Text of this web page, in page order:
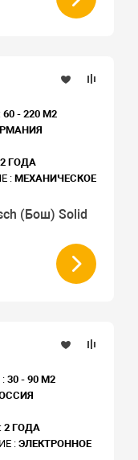
60 - 220 М2
2 ГОДА
:МЕХАНИЧЕСКОЕ
(Бош) Solid
:30 - 90 М2
2 ГОДА
:ЭЛЕКТРОННОЕ